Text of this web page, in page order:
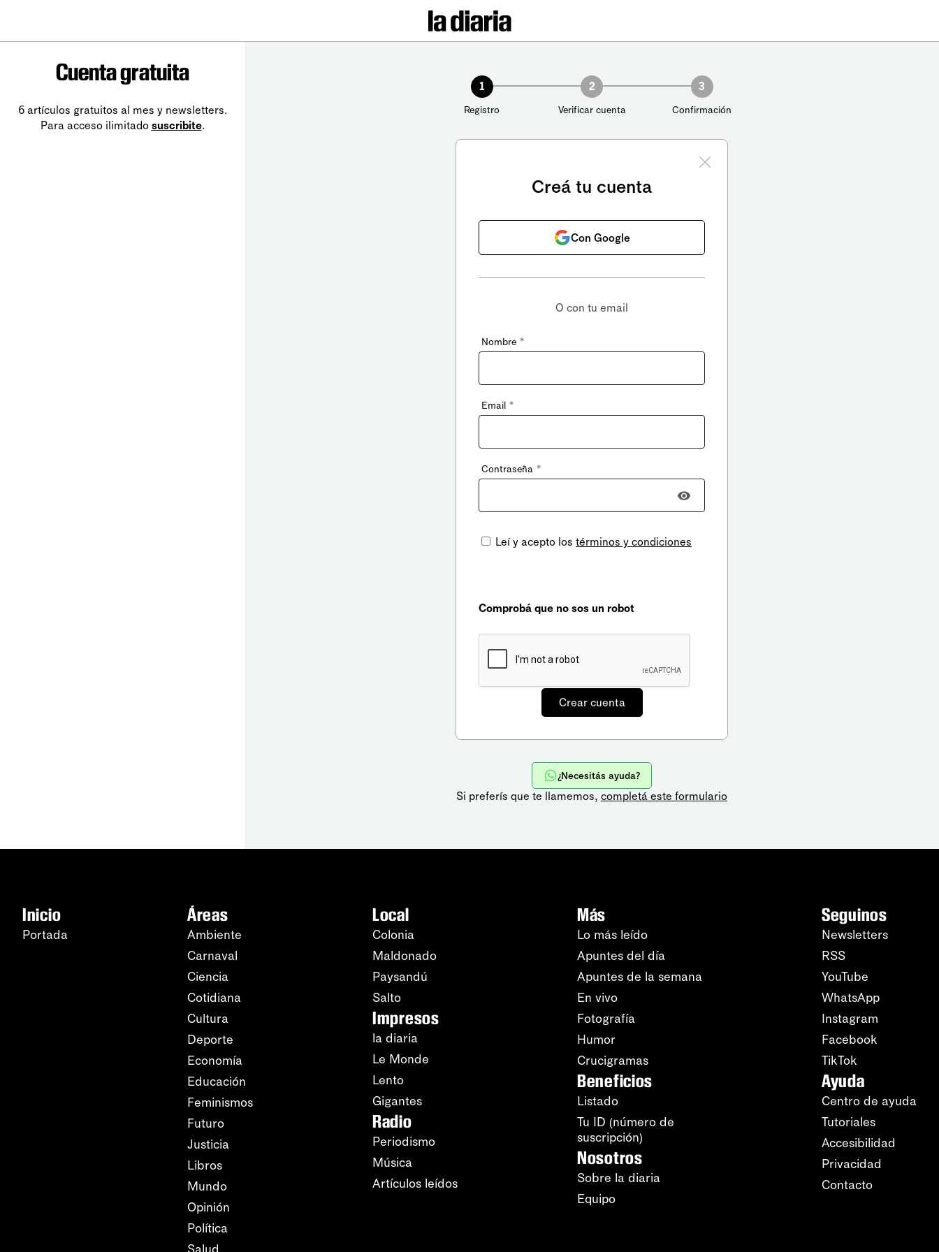
Cuenta gratuita
6 artículos gratuitos al mes y newsletters.
Para acceso ilimitado suscribite.
1
Registro
2
Verificar cuenta
3
Confirmación
Creá tu cuenta
Con Google
O con tu email
Nombre *
Email *
Contraseña *
Leí y acepto los términos y condiciones
Comprobá que no sos un robot
¿Necesitás ayuda?
Si preferís que te llamemos, completá este formulario
Inicio
Portada
Áreas
Ambiente
Carnaval
Ciencia
Cotidiana
Cultura
Deporte
Economía
Educación
Feminismos
Futuro
Justicia
Libros
Mundo
Opinión
Política
Local
Colonia
Maldonado
Paysandú
Salto
Impresos
la diaria
Le Monde
Lento
Gigantes
Radio
Periodismo
Música
Artículos leídos
Más
Lo más leído
Apuntes del día
Apuntes de la semana
En vivo
Fotografía
Humor
Crucigramas
Beneficios
Listado
Tu ID (número de
suscripción)
Nosotros
Sobre la diaria
Equipo
Seguinos
Newsletters
RSS
YouTube
WhatsApp
Instagram
Facebook
TikTok
Ayuda
Centro de ayuda
Tutoriales
Accesibilidad
Privacidad
Contacto